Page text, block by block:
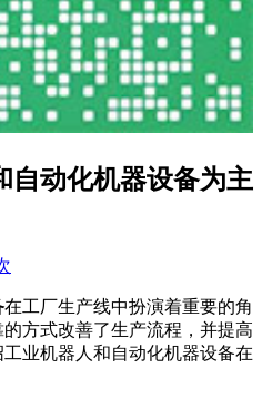
自动化机器设备为主
在工厂生产线中扮演着重要的角
方式改善了生产流程，并提高
业机器人和自动化机器设备在